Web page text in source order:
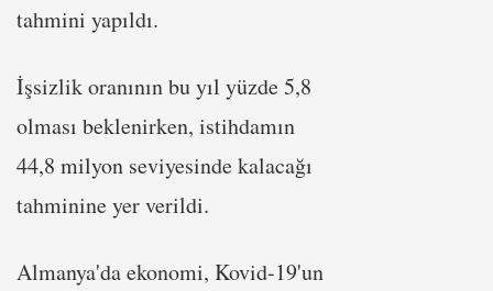
tahmini yapıldı.
İşsizlik oranının bu yıl yüzde 5,8
olması beklenirken, istihdamın
44,8 milyon seviyesinde kalacağı
tahminine yer verildi.
Almanya'da ekonomi, Kovid-19'un